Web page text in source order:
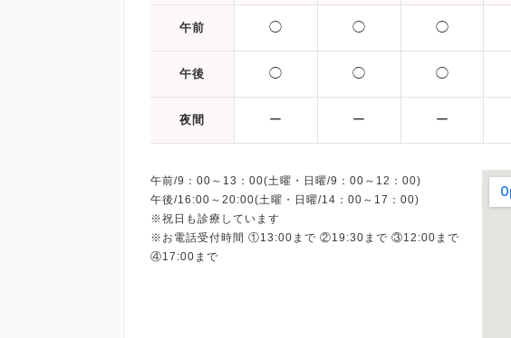
午前 ◯ ◯ ◯
午後 ◯ ◯ ◯
夜間 ー ー ー
午前/9：00～13：00(土曜・日曜/9：00～12：00)
午後/16:00～20:00(土曜・日曜/14：00～17：00)
※祝日も診療しています
※お電話受付時間 ①13:00まで ②19:30まで ③12:00まで